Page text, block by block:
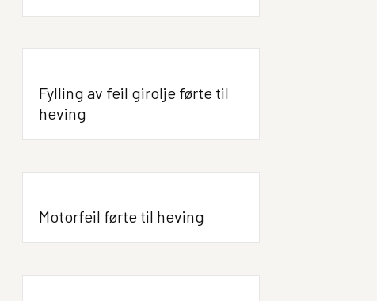
Fylling av feil girolje førte til
heving
Motorfeil førte til heving